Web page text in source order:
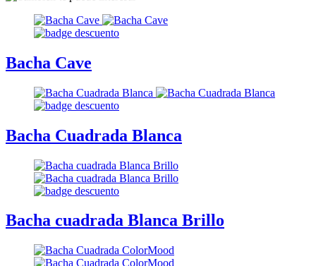
Bacha Cave
Bacha Cuadrada Blanca
Bacha cuadrada Blanca Brillo